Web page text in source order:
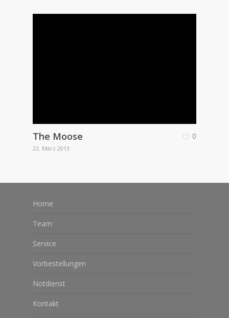
The Moose
23. März 2013
0
Home
Team
Service
Vorbestellungen
Notdienst
Kontakt